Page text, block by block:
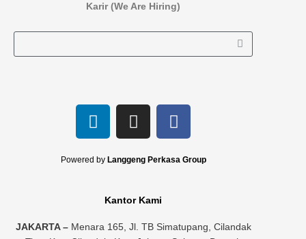
Karir (We Are Hiring)
L
i
k
n
I
n
t
g
a
F
a
e
k
Powered by Langgeng Perkasa Group
Kantor Kami
JAKARTA –Menara 165, Jl. TB Simatupang, Cilandak